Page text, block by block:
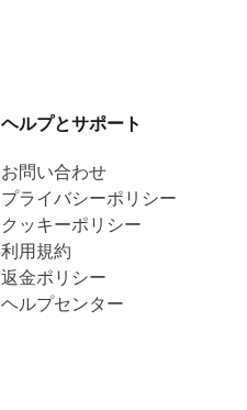
ヘルプとサポート
お問い合わせ
プライバシーポリシー
クッキーポリシー
利用規約
返金ポリシー
ヘルプセンター